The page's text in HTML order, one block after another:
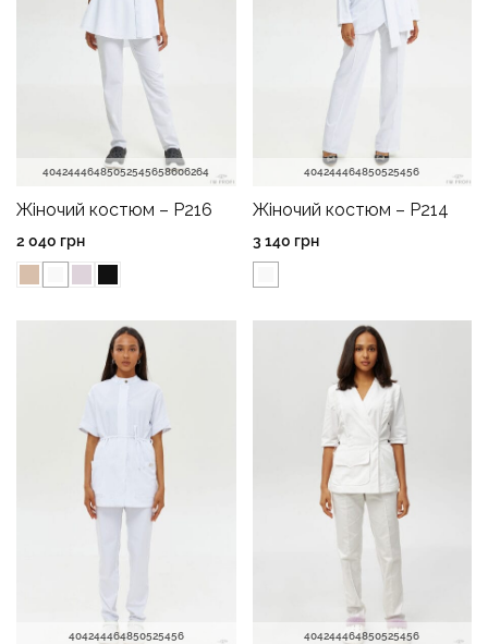
40424446485052545658606264
Жіночий костюм – P216
2 040 грн
404244464850525456
Жіночий костюм – P214
3 140 грн
404244464850525456 404244464850525456